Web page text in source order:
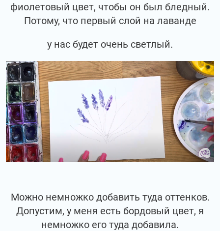
фиолетовый цвет, чтобы он был бледный.
Потому, что первый слой на лаванде
у нас будет очень светлый.
Можно немножко добавить туда оттенков.
Допустим, у меня есть бордовый цвет, я
немножко его туда добавила.